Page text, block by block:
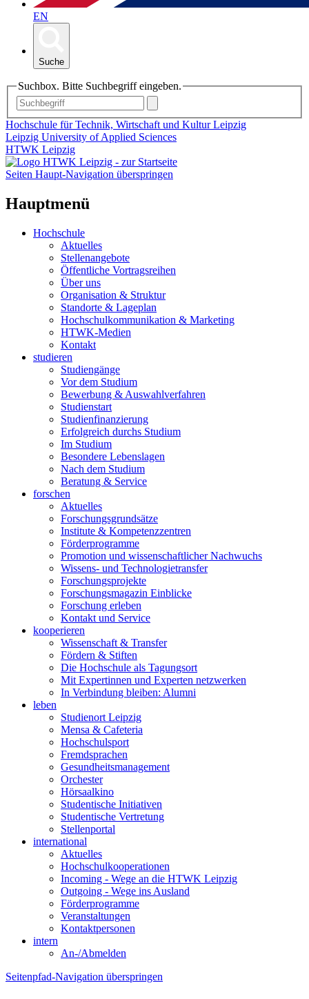
EN
Suche
Suchbox. Bitte Suchbegriff eingeben.
Hochschule für Technik, Wirtschaft und Kultur Leipzig
Leipzig University of Applied Sciences
HTWK Leipzig
Seiten Haupt-Navigation überspringen
Hauptmenü
Hochschule
Aktuelles
Stellenangebote
Öffentliche Vortragsreihen
Über uns
Organisation & Struktur
Standorte & Lageplan
Hochschulkommunikation & Marketing
HTWK-Medien
Kontakt
studieren
Studiengänge
Vor dem Studium
Bewerbung & Auswahlverfahren
Studienstart
Studienfinanzierung
Erfolgreich durchs Studium
Im Studium
Besondere Lebenslagen
Nach dem Studium
Beratung & Service
forschen
Aktuelles
Forschungsgrundsätze
Institute & Kompetenzzentren
Förderprogramme
Promotion und wissenschaftlicher Nachwuchs
Wissens- und Technologietransfer
Forschungsprojekte
Forschungsmagazin Einblicke
Forschung erleben
Kontakt und Service
kooperieren
Wissenschaft & Transfer
Fördern & Stiften
Die Hochschule als Tagungsort
Mit Expertinnen und Experten netzwerken
In Verbindung bleiben: Alumni
leben
Studienort Leipzig
Mensa & Cafeteria
Hochschulsport
Fremdsprachen
Gesundheitsmanagement
Orchester
Hörsaalkino
Studentische Initiativen
Studentische Vertretung
Stellenportal
international
Aktuelles
Hochschulkooperationen
Incoming - Wege an die HTWK Leipzig
Outgoing - Wege ins Ausland
Förderprogramme
Veranstaltungen
Kontaktpersonen
intern
An-/Abmelden
Seitenpfad-Navigation überspringen